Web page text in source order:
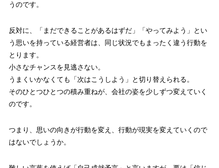
うのです。
反対に、「まだできることがあるはずだ」「やってみよう」とい
う思いを持っている経営者は、同じ状況でもまったく違う行動を
とります。
小さなチャンスを見逃さない。
うまくいかなくても「次はこうしよう」と切り替えられる。
そのひとつひとつの積み重ねが、会社の姿を少しずつ変えていく
のです。
つまり、思いの向きが行動を変え、行動が現実を変えていくので
はないでしょうか。